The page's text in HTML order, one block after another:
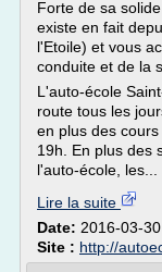
Forte de sa
existe en fait
l'Etoile) et vous
conduite et de la
L'auto-école
route tous les
en plus des
19h. En plus des
l'auto-école, les...
Lire la suite
Date: 2016-03-
Site : http://